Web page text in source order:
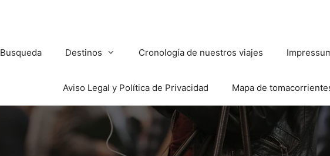
Busqueda Destinos Cronología de nuestros viajes
Aviso Legal y Política de Privacidad Mapa de